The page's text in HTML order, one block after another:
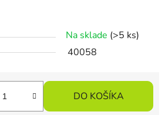
Na sklade (>5 ks)
40058
DO KOŠÍKA